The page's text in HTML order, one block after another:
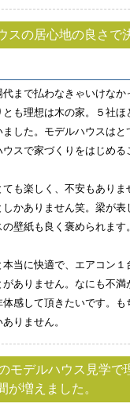
スの居心地の良さで
まで払わなきゃいけな
とも理想は木の家。５社
ました。モデルハウスは
スで家づくりをはじめる
ても楽しく、不安もあり
かありません笑。梁が表
壁紙も良く褒められます。
本当に快適で、エアコン
がありません。なにも不
体感して頂きたいです。
りません。
モデルハウス見学で
が増えました。